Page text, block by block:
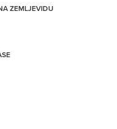
ZEMLJEVIDU